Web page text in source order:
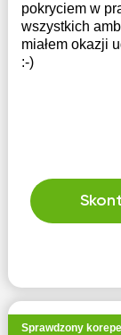
pokryciem w
wszystkich
miałem okazji
:-)
Sprawdzony